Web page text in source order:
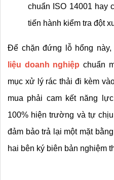
chuẩn ISO 14001 hay
tiến hành kiểm tra đột
Để chặn đứng lỗ hổng này,
liệu doanh nghiệp chuẩn
mục xử lý rác thải đi kèm
mua phải cam kết năng
100% hiện trường và tự
đảm bảo trả lại một mặt
hai bên ký biên bản nghiệm